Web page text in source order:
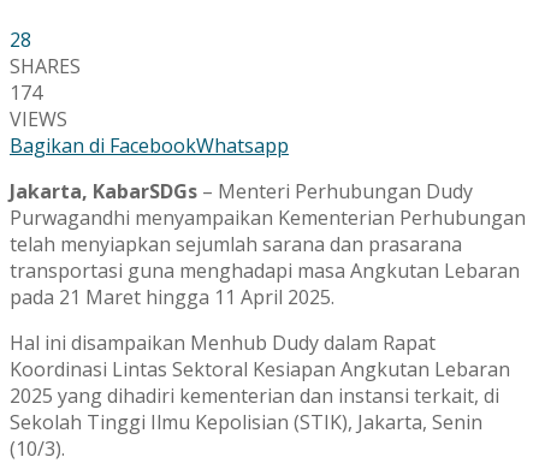
28
SHARES
174
VIEWS
Bagikan di FacebookWhatsapp
Jakarta, KabarSDGs – Menteri Perhubungan Dudy
Purwagandhi menyampaikan Kementerian Perhubungan
telah menyiapkan sejumlah sarana dan prasarana
transportasi guna menghadapi masa Angkutan Lebaran
pada 21 Maret hingga 11 April 2025.
Hal ini disampaikan Menhub Dudy dalam Rapat
Koordinasi Lintas Sektoral Kesiapan Angkutan Lebaran
2025 yang dihadiri kementerian dan instansi terkait, di
Sekolah Tinggi Ilmu Kepolisian (STIK), Jakarta, Senin
(10/3).